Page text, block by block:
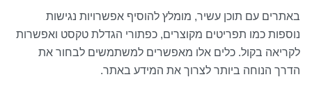
באתרים עם תוכן עשיר, מומלץ להוסיף אפשרויות נגישות
נוספות כמו תפריטים מקוצרים, כפתורי הגדלת טקסט ואפשרות
לקריאה בקול. כלים אלו מאפשרים למשתמשים לבחור את
הדרך הנוחה ביותר לצרוך את המידע באתר.